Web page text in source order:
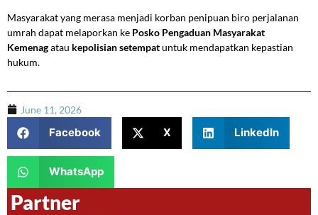
Masyarakat yang merasa menjadi korban penipuan biro perjalanan
umrah dapat melaporkan ke Posko Pengaduan Masyarakat
Kemenagatau kepolisian setempatuntuk mendapatkan kepastian
hukum.
June 11, 2026
Facebook X LinkedIn
WhatsApp
Partner